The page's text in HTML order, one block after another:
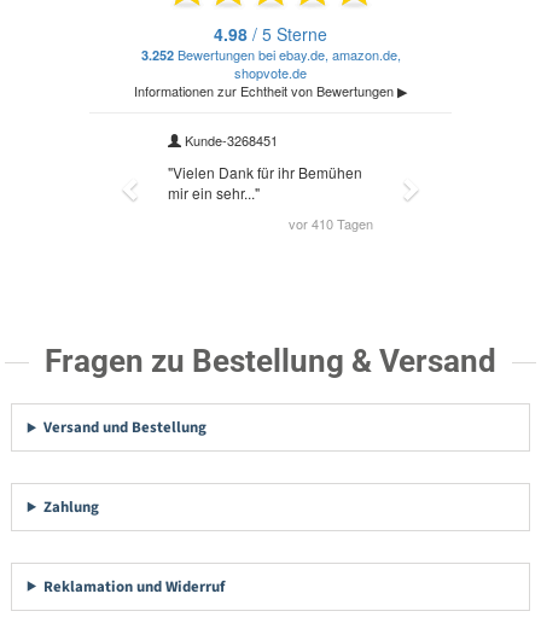
Fragen zu Bestellung & Versand
Versand und Bestellung
Zahlung
Reklamation und Widerruf